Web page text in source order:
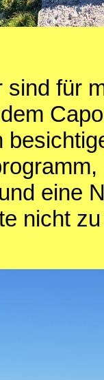
für
eine
nicht